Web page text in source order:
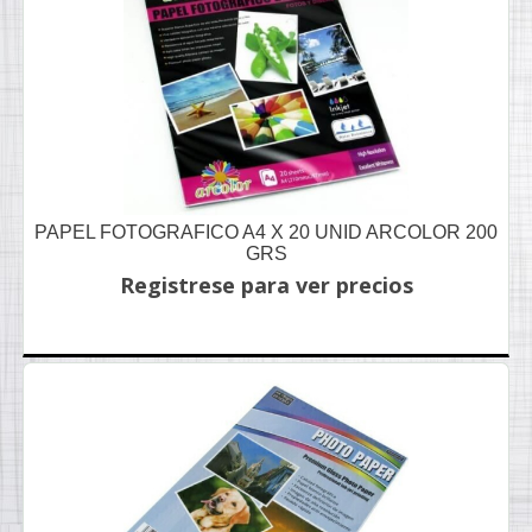
PAPEL FOTOGRAFICO A4 X 20 UNID ARCOLOR 200
GRS
Registrese para ver precios